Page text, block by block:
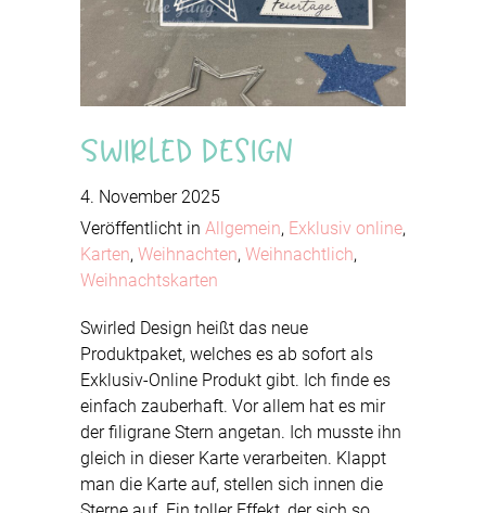
Swirled Design
4. November 2025
Veröffentlicht in Allgemein, Exklusiv online,
Karten, Weihnachten, Weihnachtlich,
Weihnachtskarten
Swirled Design heißt das neue
Produktpaket, welches es ab sofort als
Exklusiv-Online Produkt gibt. Ich finde es
einfach zauberhaft. Vor allem hat es mir
der filigrane Stern angetan. Ich musste ihn
gleich in dieser Karte verarbeiten. Klappt
man die Karte auf, stellen sich innen die